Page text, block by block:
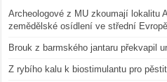
Archeologové z MU zkoumají lokalitu
zemědělské osídlení ve střední Evropě
Brouk z barmského jantaru překvapil
Z rybího kalu k biostimulantu pro